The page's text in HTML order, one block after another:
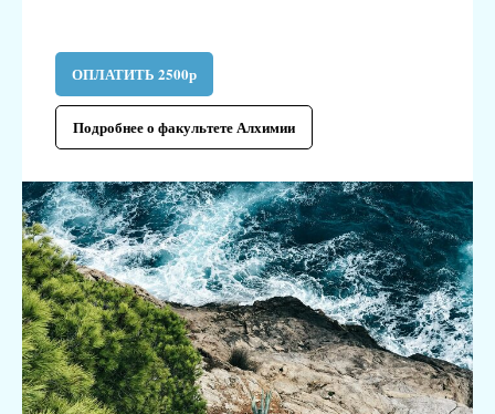
ОПЛАТИТЬ 2500р
Подробнее о факультете Алхимии